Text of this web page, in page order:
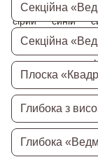
Секційна
Секційна
Плоска
Глибока з
Глибока